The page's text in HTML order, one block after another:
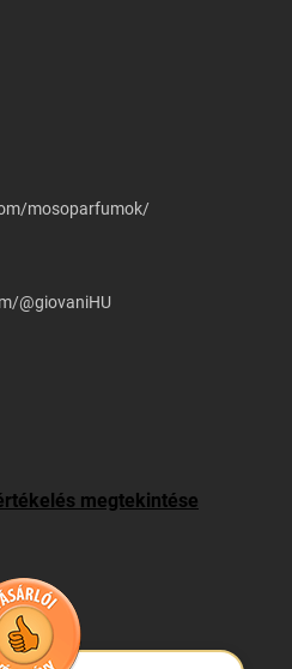
mosoparfumok/
@giovaniHU
megtekintése